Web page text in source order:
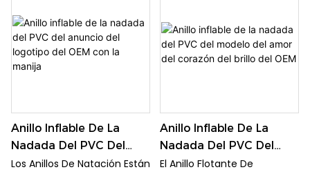
Para Piscina Y Se Sentirá
Fresco Y Disfrutará Del Sol Y
La Relajación. Las Costuras
Están Especialmente
De Filtrar Y Se Mantienen
Completamente Infladas.
Para Juegos Al Aire Libre,
Viajes Al Lago O Vacaciones
Familiares. Como
Adecuado Para Usos
Múltiples: Fiestas Temáticas
De Donuts, Fiestas De
Cumpleaños.
Anillo Inflable De La
Nadada Del PVC Del
Anuncio Del Logotipo
Los Anillos De Natación Están
Anillo Inflable De La
Nadada Del PVC Del
Modelo Del Amor Del
El Anillo Flotante De